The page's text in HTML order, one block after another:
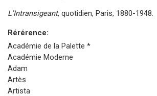
L'Intransigeant, quotidien, Paris, 1880-1948.
Rérérence:
Académie de la Palette *
Académie Moderne
Adam
Artès
Artista